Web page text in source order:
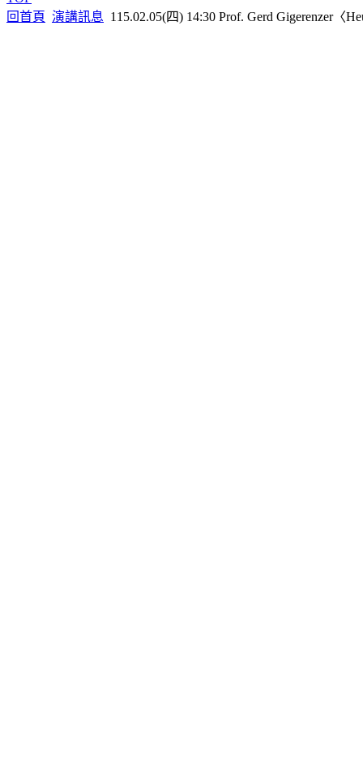
回首頁 演講訊息 115.02.05(四) 14:30 Prof. Gerd Gigerenzer〈